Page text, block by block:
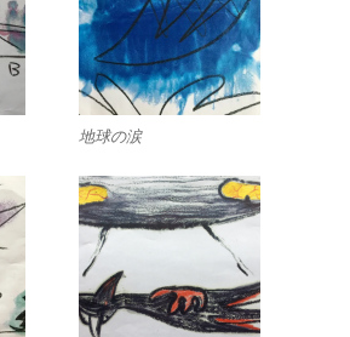
地球の涙